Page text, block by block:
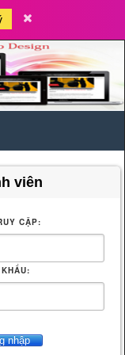
viên
CẬP: